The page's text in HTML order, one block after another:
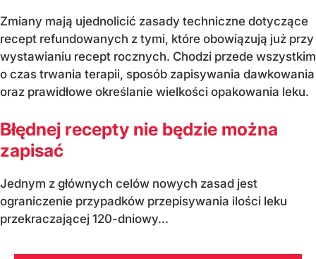
Zmiany mają ujednolicić zasady techniczne dotyczące
recept refundowanych z tymi, które obowiązują już przy
wystawianiu recept rocznych. Chodzi przede wszystkim
o czas trwania terapii, sposób zapisywania dawkowania
oraz prawidłowe określanie wielkości opakowania leku.
Błędnej recepty nie będzie można
zapisać
Jednym z głównych celów nowych zasad jest
ograniczenie przypadków przepisywania ilości leku
przekraczającej 120-dniowy...